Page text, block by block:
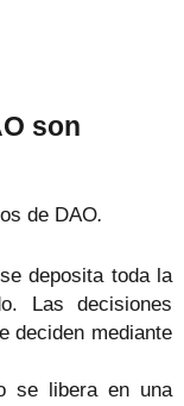
son
de DAO.
deposita toda la
Las decisiones
deciden mediante
se libera en una